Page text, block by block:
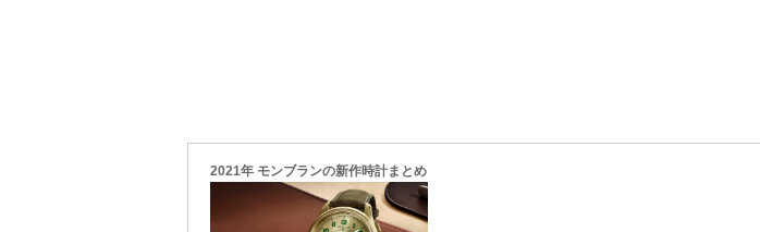
2021年 モンブランの新作時計まとめ